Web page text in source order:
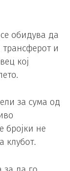
обидува да
и
кој
за сума од
бројки не
клубот.